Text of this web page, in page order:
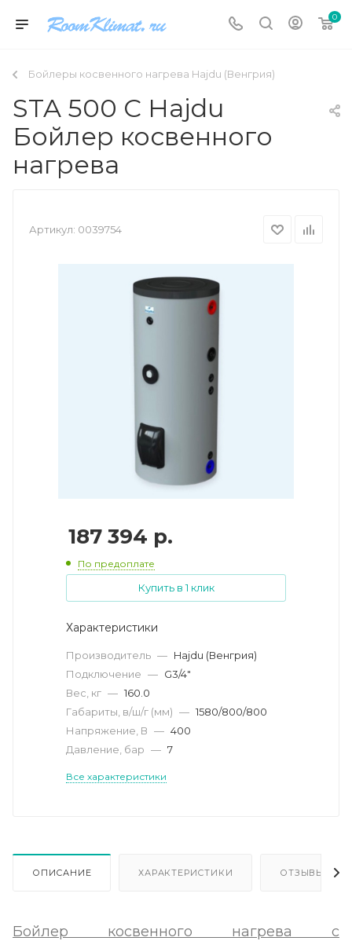
0
Бойлеры косвенного нагрева Hajdu (Венгрия)
STA 500 C Hajdu
Бойлер косвенного
нагрева
Артикул: 0039754
187 394 р.
По предоплате
Купить в 1 клик
Характеристики
Производитель — Hajdu (Венгрия)
Подключение — G3/4"
Вес, кг — 160.0
Габариты, в/ш/г (мм) — 1580/800/800
Напряжение, В — 400
Давление, бар — 7
Все характеристики
ОПИСАНИЕ ХАРАКТЕРИСТИКИ ОТЗЫВЫ
Бойлер косвенного нагрева с